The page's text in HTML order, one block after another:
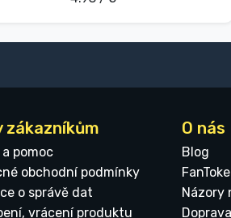
zákazníkům
pomoc
obchodní podmínky
o správě dat
vrácení produktu
O nás
Blog
Názory